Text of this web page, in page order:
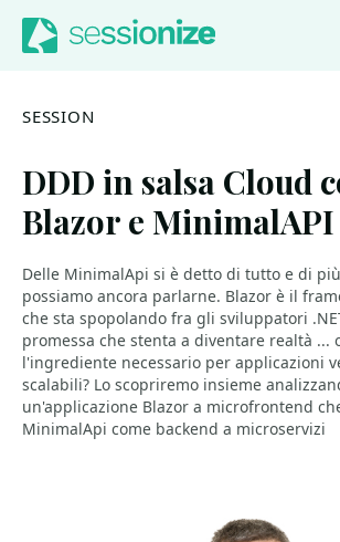
Jump to navigation
Jump to content
SESSION
DDD in salsa Cloud
Blazor e MinimalAPI
Delle MinimalApi si è detto di tutto e di
possiamo ancora parlarne. Blazor è il
che sta spopolando fra gli sviluppatori
promessa che stenta a diventare realtà ...
l'ingrediente necessario per applicazioni
scalabili? Lo scopriremo insieme
un'applicazione Blazor a microfrontend
MinimalApi come backend a microservizi